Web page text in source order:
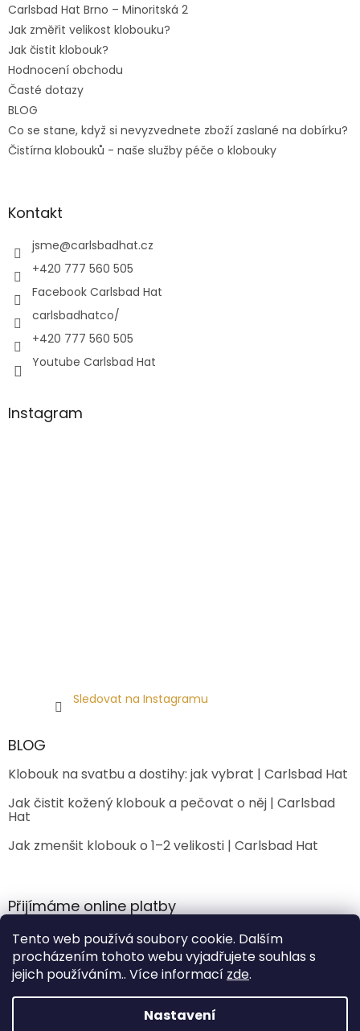
Tento web používá soubory cookie. Dalším
procházením tohoto webu vyjadřujete souhlas s
jejich používáním.. Více informací zde.
Nastavení
Carlsbad Hat Brno – Minoritská 2
Jak změřit velikost klobouku?
Jak čistit klobouk?
Hodnocení obchodu
Časté dotazy
BLOG
Co se stane, když si nevyzvednete zboží zaslané na dobírku?
Čistírna klobouků - naše služby péče o klobouky
Kontakt
jsme@carlsbadhat.cz
+420 777 560 505
Facebook Carlsbad Hat
carlsbadhatco/
+420 777 560 505
Youtube Carlsbad Hat
Instagram
Sledovat na Instagramu
BLOG
Klobouk na svatbu a dostihy: jak vybrat | Carlsbad Hat
Jak čistit kožený klobouk a pečovat o něj | Carlsbad
Hat
Jak zmenšit klobouk o 1–2 velikosti | Carlsbad Hat
Přijímáme online platby
Vytvořil Shoptet Premium